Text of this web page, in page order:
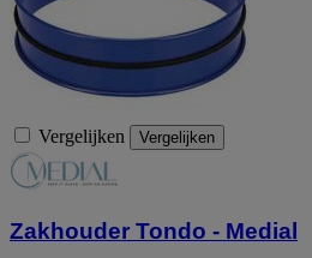
Vergelijken Vergelijken
Zakhouder Tondo - Medial